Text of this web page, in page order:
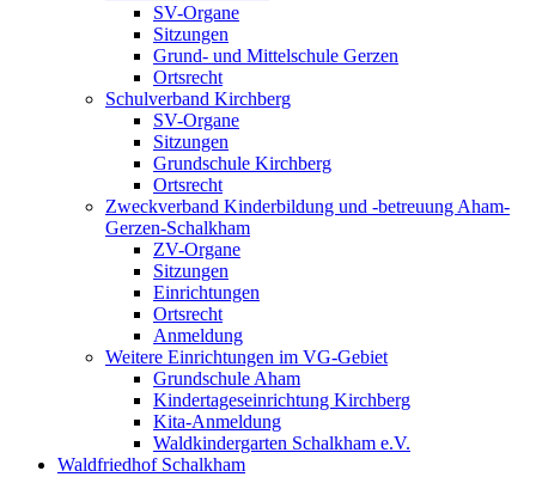
SV-Organe
Sitzungen
Grund- und Mittelschule Gerzen
Ortsrecht
Schulverband Kirchberg
SV-Organe
Sitzungen
Grundschule Kirchberg
Ortsrecht
Zweckverband Kinderbildung und -betreuung Aham-
Gerzen-Schalkham
ZV-Organe
Sitzungen
Einrichtungen
Ortsrecht
Anmeldung
Weitere Einrichtungen im VG-Gebiet
Grundschule Aham
Kindertageseinrichtung Kirchberg
Kita-Anmeldung
Waldkindergarten Schalkham e.V.
Waldfriedhof Schalkham